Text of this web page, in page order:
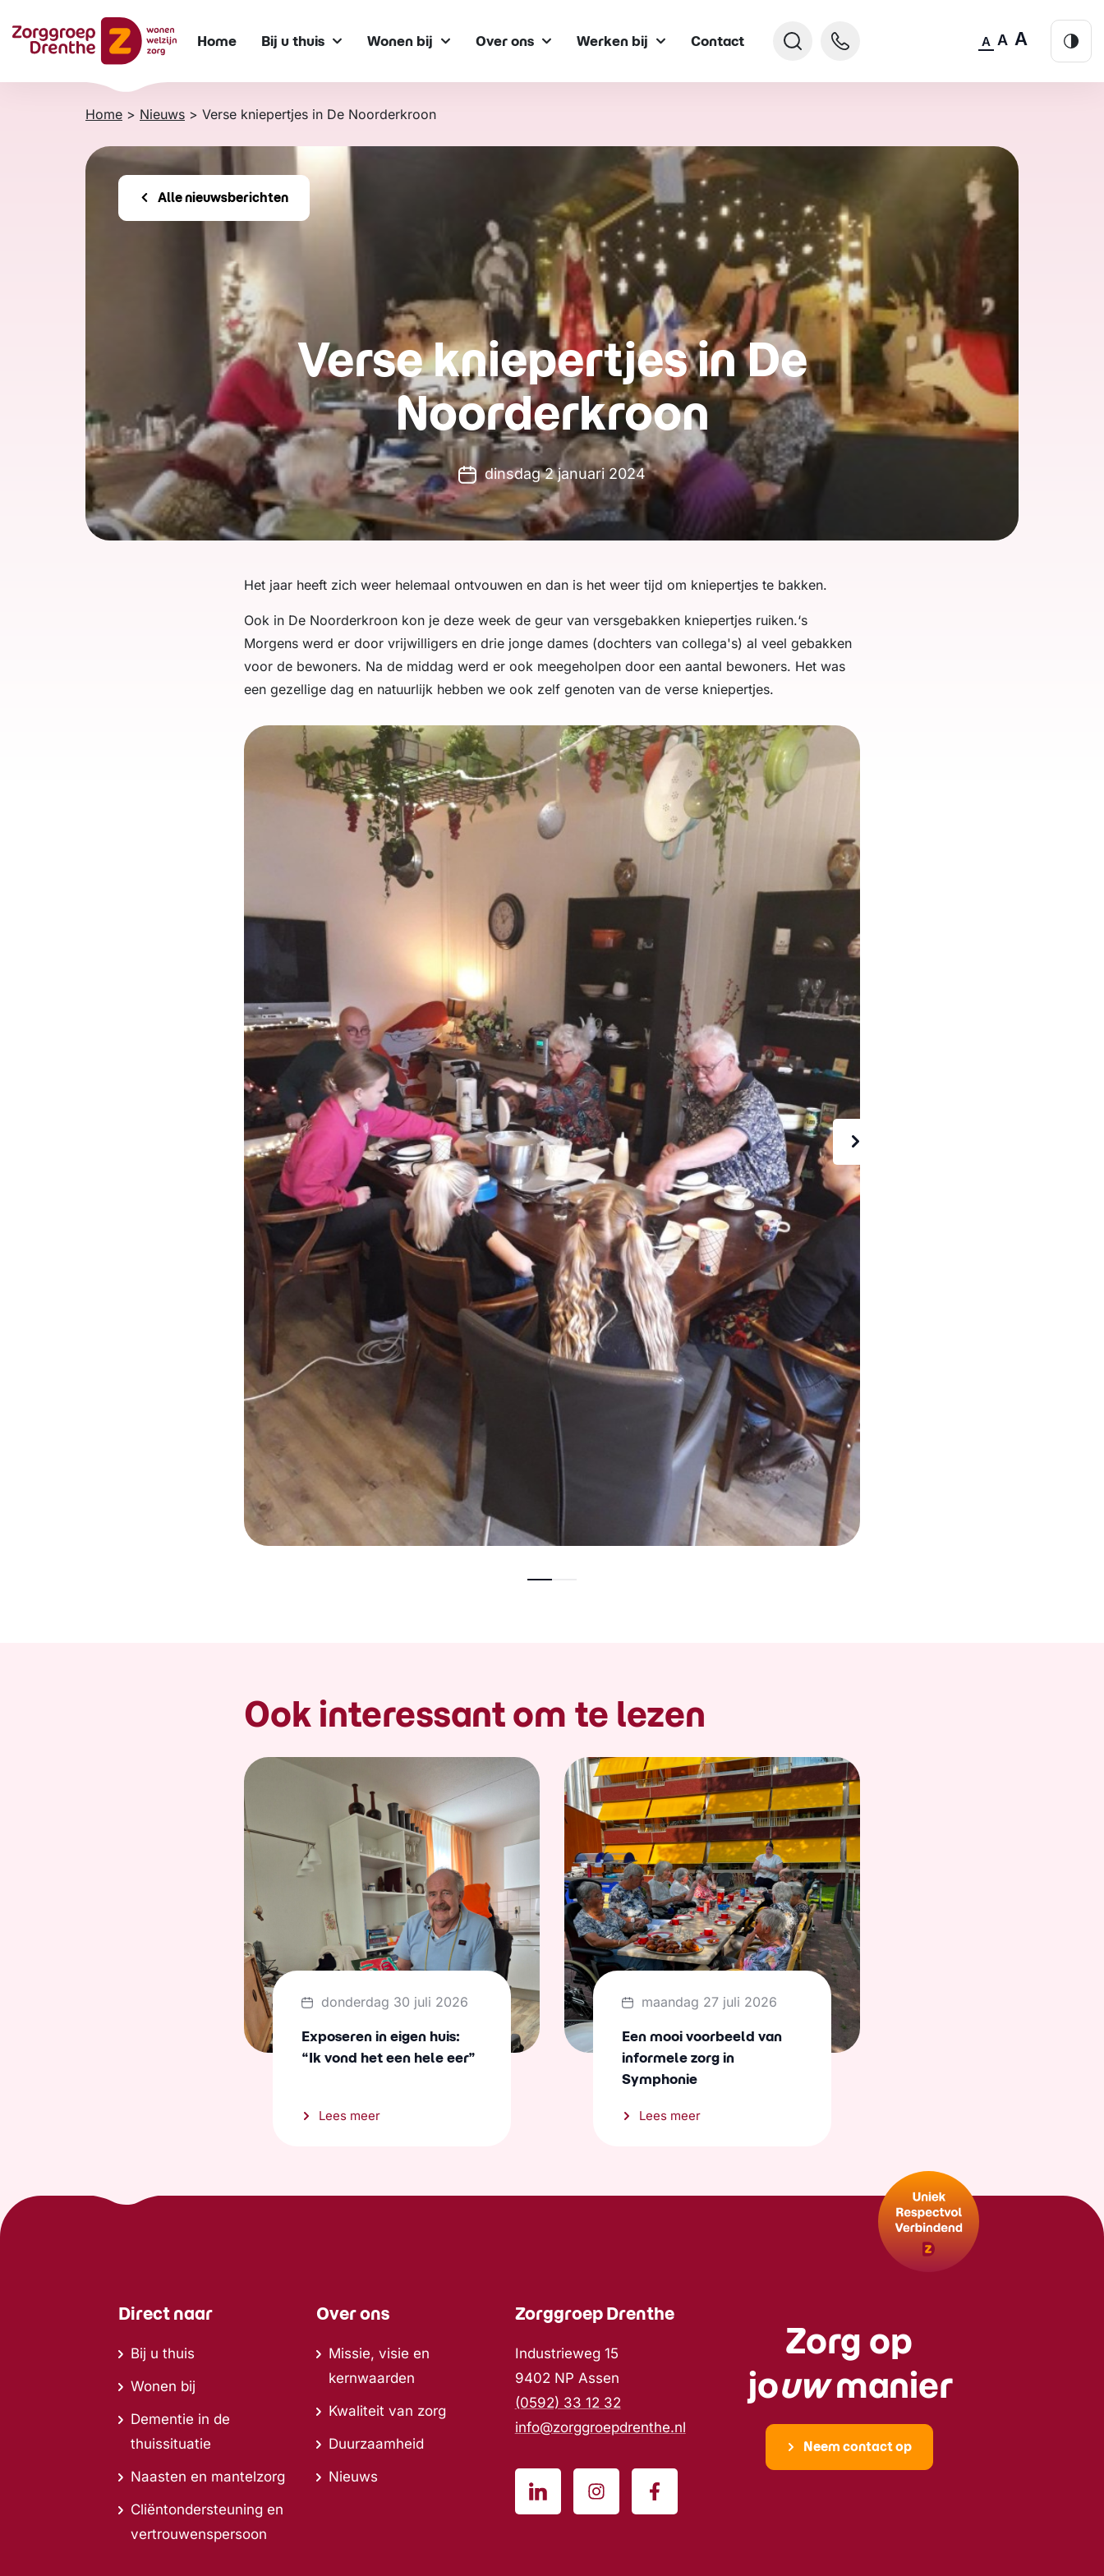
naar
content
Home Bij u thuis Wonen bij Over ons Werken bij Contact A A A
Home > Nieuws > Verse kniepertjes in De Noorderkroon
Alle nieuwsberichten
Verse kniepertjes in De
Noorderkroon
dinsdag 2 januari 2024
Het jaar heeft zich weer helemaal ontvouwen en dan is het weer tijd om kniepertjes te bakken.
Ook in De Noorderkroon kon je deze week de geur van versgebakken kniepertjes ruiken.‘s
Morgens werd er door vrijwilligers en drie jonge dames (dochters van collega's) al veel gebakken
voor de bewoners. Na de middag werd er ook meegeholpen door een aantal bewoners. Het was
een gezellige dag en natuurlijk hebben we ook zelf genoten van de verse kniepertjes.
Ook interessant om te lezen
donderdag 30 juli 2026
Exposeren in eigen huis:
“Ik vond het een hele eer”
Lees meer
maandag 27 juli 2026
Een mooi voorbeeld van
informele zorg in
Symphonie
Lees meer
Direct naar
Bij u thuis
Wonen bij
Dementie in de
thuissituatie
Naasten en mantelzorg
Cliëntondersteuning en
vertrouwenspersoon
Over ons
Missie, visie en
kernwaarden
Kwaliteit van zorg
Duurzaamheid
Nieuws
Zorggroep Drenthe
Industrieweg 15
9402 NP Assen
(0592) 33 12 32
info@zorggroepdrenthe.nl
Zorg op
jouwmanier
Neem contact op